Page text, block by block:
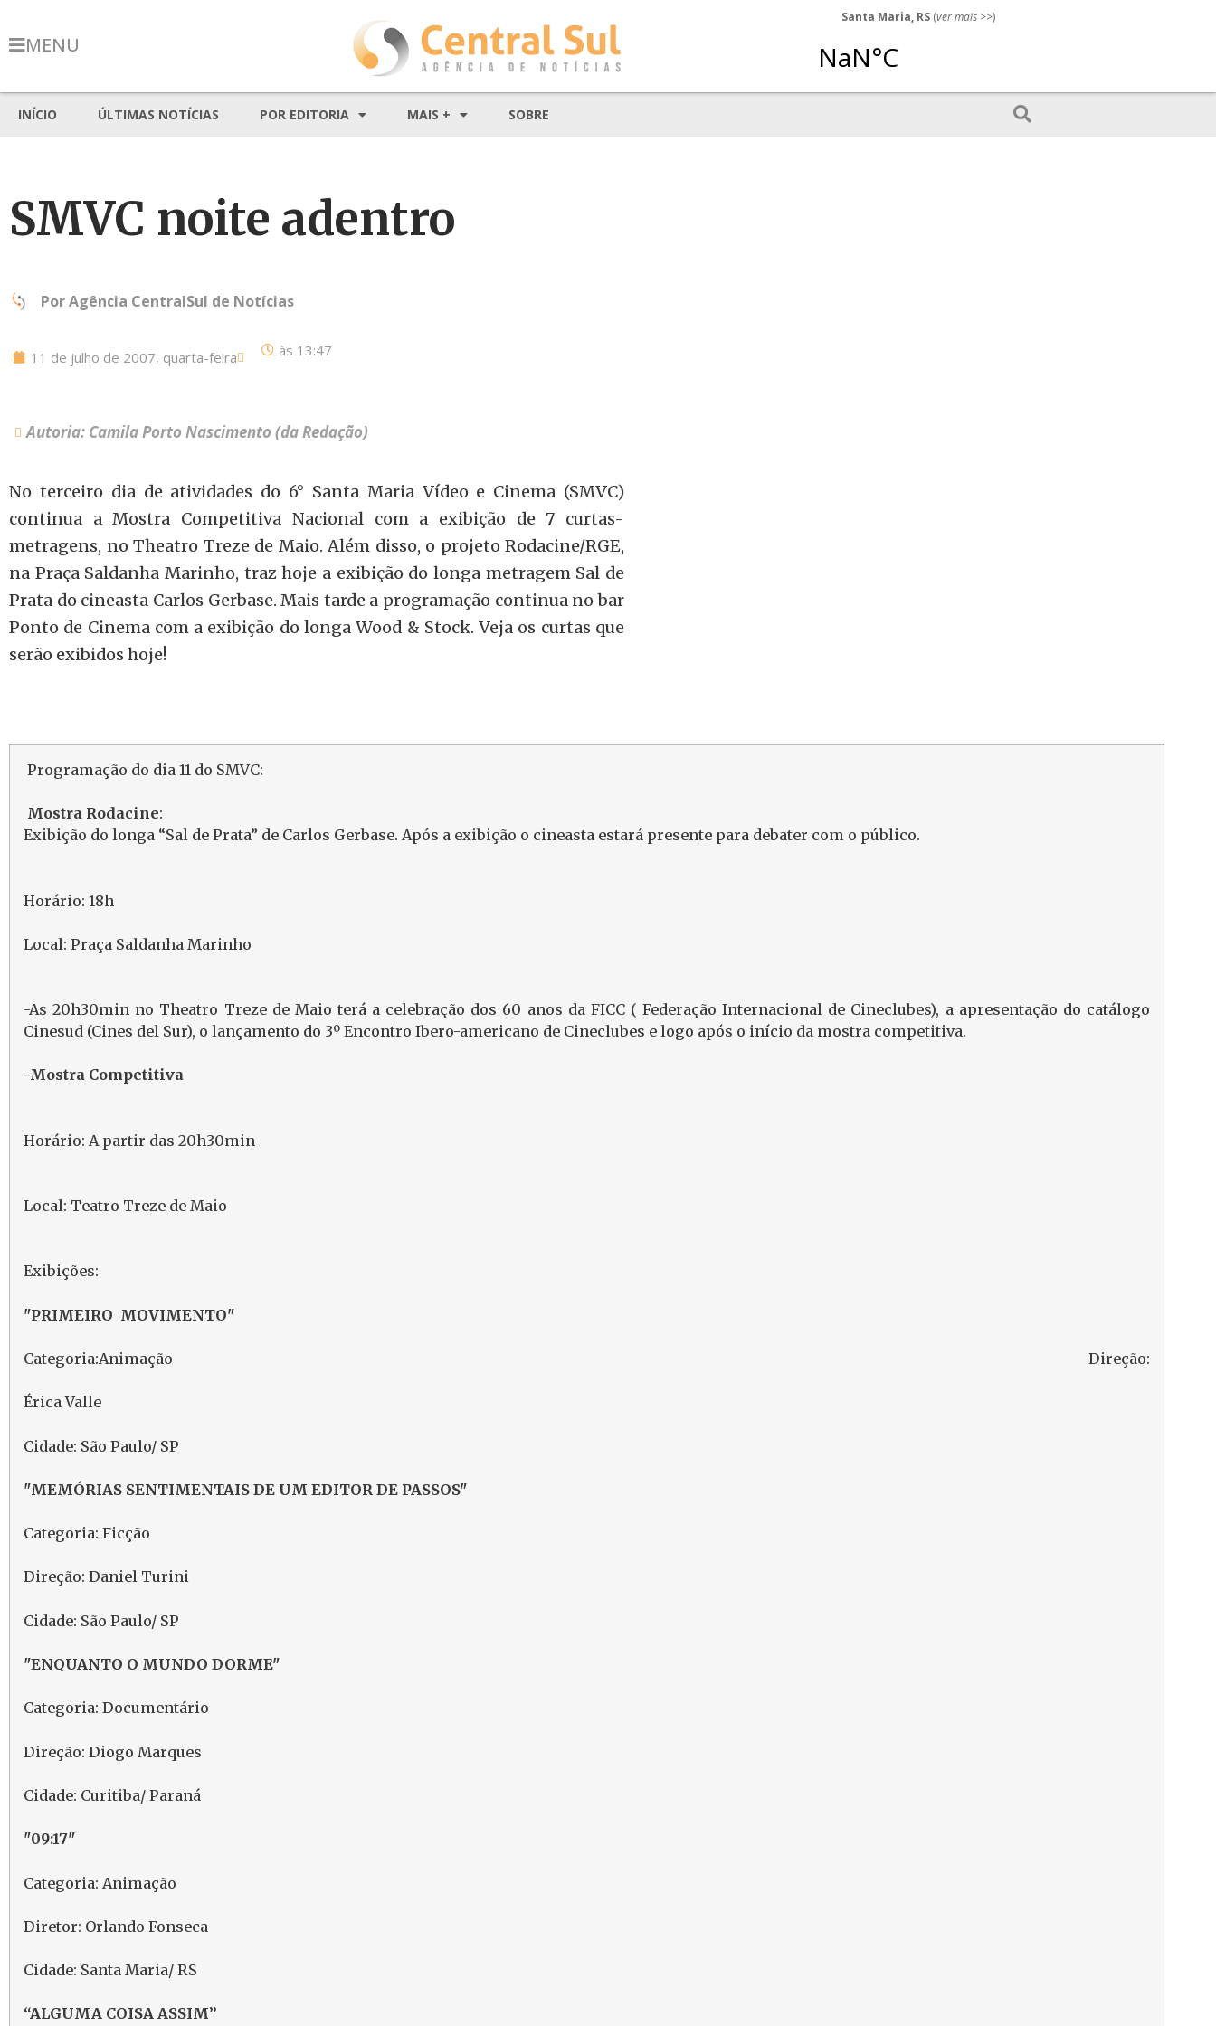
MENU
Santa Maria, RS (ver mais >>)
INÍCIO ÚLTIMAS NOTÍCIAS POR EDITORIA MAIS + SOBRE
SMVC noite adentro
PorAgência CentralSul de Notícias
11 de julho de 2007, quarta-feira às 13:47
Autoria: Camila Porto Nascimento (da Redação)
No terceiro dia de atividades do 6° Santa Maria Vídeo e Cinema (SMVC)
continua a Mostra Competitiva Nacional com a exibição de 7 curtas-
metragens, no Theatro Treze de Maio. Além disso, o projeto Rodacine/RGE,
na Praça Saldanha Marinho, traz hoje a exibição do longa metragem Sal de
Prata do cineasta Carlos Gerbase. Mais tarde a programação continua no bar
Ponto de Cinema com a exibição do longa Wood & Stock. Veja os curtas que
serão exibidos hoje!
Programação do dia 11 do SMVC:
Mostra Rodacine:
Exibição do longa “Sal de Prata” de Carlos Gerbase. Após a exibição o cineasta estará presente para debater com o público.
Horário: 18h
Local: Praça Saldanha Marinho
-As 20h30min no Theatro Treze de Maio terá a celebração dos 60 anos da FICC ( Federação Internacional de Cineclubes), a apresentação do catálogo
Cinesud (Cines del Sur), o lançamento do 3º Encontro Ibero-americano de Cineclubes e logo após o início da mostra competitiva.
-Mostra Competitiva
Horário: A partir das 20h30min
Local: Teatro Treze de Maio
Exibições:
"PRIMEIRO MOVIMENTO"
Categoria:Animação Direção:
Érica Valle
Cidade: São Paulo/ SP
"MEMÓRIAS SENTIMENTAIS DE UM EDITOR DE PASSOS"
Categoria: Ficção
Direção: Daniel Turini
Cidade: São Paulo/ SP
"ENQUANTO O MUNDO DORME"
Categoria: Documentário
Direção: Diogo Marques
Cidade: Curitiba/ Paraná
"09:17"
Categoria: Animação
Diretor: Orlando Fonseca
Cidade: Santa Maria/ RS
“ALGUMA COISA ASSIM”